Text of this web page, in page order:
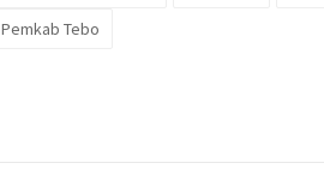
Pemkab Tebo